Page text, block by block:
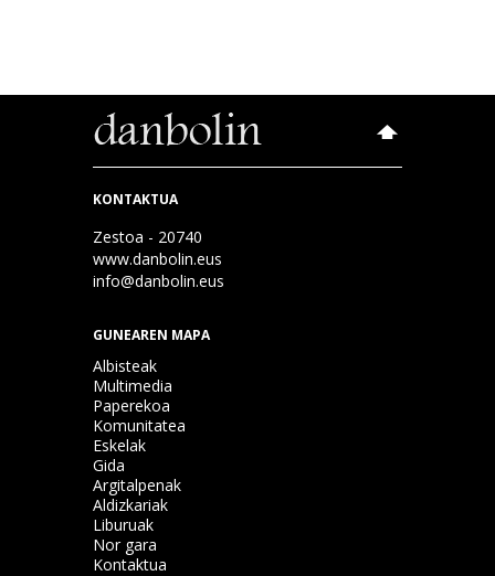
KONTAKTUA
Zestoa - 20740
www.danbolin.eus
info@danbolin.eus
GUNEAREN MAPA
Albisteak
Multimedia
Paperekoa
Komunitatea
Eskelak
Gida
Argitalpenak
Aldizkariak
Liburuak
Nor gara
Kontaktua